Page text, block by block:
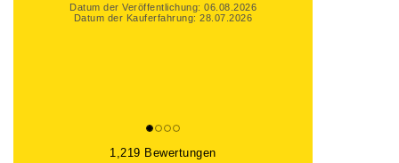
Datum der Veröffentlichung: 06.08.2026
Datum der Kauferfahrung: 28.07.2026
1,219 Bewertungen